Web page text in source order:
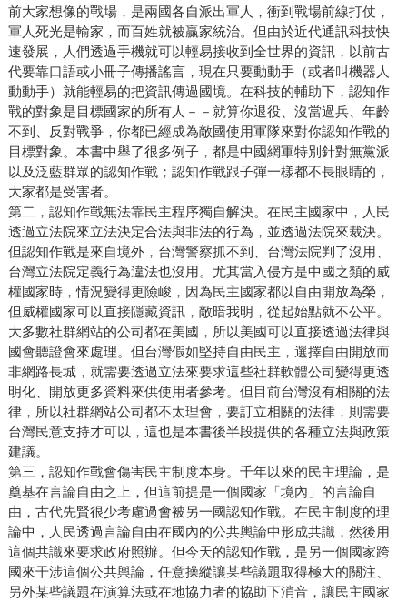
前大家想像的戰場，是兩國各自派出軍人，衝到戰場前線打仗，
軍人死光是輸家，而百姓就被贏家統治。但由於近代通訊科技快
速發展，人們透過手機就可以輕易接收到全世界的資訊，以前古
代要靠口語或小冊子傳播謠言，現在只要動動手（或者叫機器人
動動手）就能輕易的把資訊傳過國境。在科技的輔助下，認知作
戰的對象是目標國家的所有人－－就算你退役、沒當過兵、年齡
不到、反對戰爭，你都已經成為敵國使用軍隊來對你認知作戰的
目標對象。本書中舉了很多例子，都是中國網軍特別針對無黨派
以及泛藍群眾的認知作戰；認知作戰跟子彈一樣都不長眼睛的，
大家都是受害者。
第二，認知作戰無法靠民主程序獨自解決。在民主國家中，人民
透過立法院來立法決定合法與非法的行為，並透過法院來裁決。
但認知作戰是來自境外，台灣警察抓不到、台灣法院判了沒用、
台灣立法院定義行為違法也沒用。尤其當入侵方是中國之類的威
權國家時，情況變得更險峻，因為民主國家都以自由開放為榮，
但威權國家可以直接隱藏資訊，敵暗我明，從起始點就不公平。
大多數社群網站的公司都在美國，所以美國可以直接透過法律與
國會聽證會來處理。但台灣假如堅持自由民主，選擇自由開放而
非網路長城，就需要透過立法來要求這些社群軟體公司變得更透
明化、開放更多資料來供使用者參考。但目前台灣沒有相關的法
律，所以社群網站公司都不太理會，要訂立相關的法律，則需要
台灣民意支持才可以，這也是本書後半段提供的各種立法與政策
建議。
第三，認知作戰會傷害民主制度本身。千年以來的民主理論，是
奠基在言論自由之上，但這前提是一個國家「境內」的言論自
由，古代先賢很少考慮過會被另一國認知作戰。在民主制度的理
論中，人民透過言論自由在國內的公共輿論中形成共識，然後用
這個共識來要求政府照辦。但今天的認知作戰，是另一個國家跨
國來干涉這個公共輿論，任意操縱讓某些議題取得極大的關注、
另外某些議題在演算法或在地協力者的協助下消音，讓民主國家